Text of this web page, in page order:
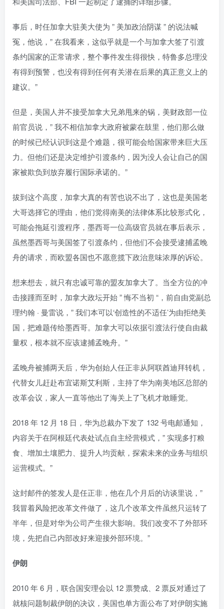
事后，时任加拿大驻美大使为 ” 美加政治阴谋 ” 的说法喊
冤，他说，” 在我看来，这似乎就是一个与加拿大签了引渡
条约国家的正常请求，整个事件发生得很快，特鲁多总理没
有得到预警，也没有得到任何有关潜在后果的真正意义上的
建议。”
但是，美国人并不接受加拿大兄弟甩来的锅，美财政部一位
前官员说，” 我不相信加拿大政府被蒙在鼓里，他们那么做
的时候已经认识到这是个难题，很可能会给国家带来巨大压
力。但他们还是决定维护引渡条约，因为没人会让自己的国
家被欺负到放弃履行国际承诺的。”
拔到这个高度，加拿大真的有苦也说不出了，这也是美国老
大哥选择它的理由，他们觉得南美的法律体系比较形式化，
可能会拖延引渡程序，墨西哥一位高级官员就在事后表示，
虽然墨西哥与美国签了引渡条约，但他们不会接受逮捕孟晚
舟的请求，而欧盟各国也不愿意揽下政治意味浓厚的诉讼。
想来想去，就只有忠诚可靠的盟友加拿大了。当全方位的冲
击接踵而至时，加拿大政坛开始 ” 悔不当初 “，前自由党副总
理约翰 · 曼雷说，” 我们本可以‘创造性的不适任’为由拒绝美
国，把难题传给墨西哥。加拿大可以依据引渡法行使自由裁
量权，根本就不应该逮捕孟晚舟。”
孟晚舟被捕两天后，华为创始人任正非从阿联酋迪拜转机，
代替女儿赶赴布宜诺斯艾利斯，主持了华为南美地区总部的
改革会议，家人一直等他出了海关上了飞机才敢睡觉。
2018 年 12 月 18 日，华为总裁办下发了 132 号电邮通知，
内容关于在阿根廷代表处试点自主经营模式，” 实现多打粮
食、增加土壤肥力、提升人均贡献，探索未来的业务与组织
运营模式。”
这封邮件的签发人是任正非，他在几个月后的访谈里说，”
我冒着风险把改革文件做了，这几个改革文件虽然只运转了
半年，但是对华为公司产生很大影响。我们改变不了外部环
境，先把自己内部改好来迎接外部环境。”
伊朗
2010 年 6 月，联合国安理会以 12 票赞成、2 票反对通过了
就核问题制裁伊朗的决议，美国也单方面公布了对伊朗实施